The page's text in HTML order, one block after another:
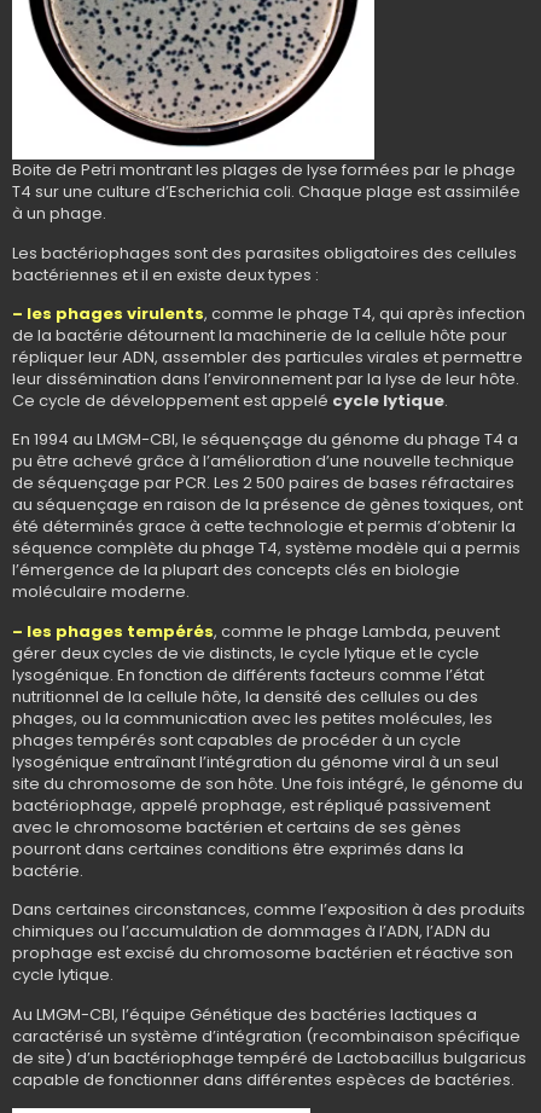
Boite de Petri montrant les plages de lyse formées par le phage
T4 sur une culture d’Escherichia coli. Chaque plage est assimilée
à un phage.
Les bactériophages sont des parasites obligatoires des cellules
bactériennes et il en existe deux types :
– les phages virulents, comme le phage T4, qui après infection
de la bactérie détournent la machinerie de la cellule hôte pour
répliquer leur ADN, assembler des particules virales et permettre
leur dissémination dans l’environnement par la lyse de leur hôte.
Ce cycle de développement est appelé cycle lytique.
En 1994 au LMGM-CBI, le séquençage du génome du phage T4 a
pu être achevé grâce à l’amélioration d’une nouvelle technique
de séquençage par PCR. Les 2 500 paires de bases réfractaires
au séquençage en raison de la présence de gènes toxiques, ont
été déterminés grace à cette technologie et permis d’obtenir la
séquence complète du phage T4, système modèle qui a permis
l’émergence de la plupart des concepts clés en biologie
moléculaire moderne.
– les phages tempérés, comme le phage Lambda, peuvent
gérer deux cycles de vie distincts, le cycle lytique et le cycle
lysogénique. En fonction de différents facteurs comme l’état
nutritionnel de la cellule hôte, la densité des cellules ou des
phages, ou la communication avec les petites molécules, les
phages tempérés sont capables de procéder à un cycle
lysogénique entraînant l’intégration du génome viral à un seul
site du chromosome de son hôte. Une fois intégré, le génome du
bactériophage, appelé prophage, est répliqué passivement
avec le chromosome bactérien et certains de ses gènes
pourront dans certaines conditions être exprimés dans la
bactérie.
Dans certaines circonstances, comme l’exposition à des produits
chimiques ou l’accumulation de dommages à l’ADN, l’ADN du
prophage est excisé du chromosome bactérien et réactive son
cycle lytique.
Au LMGM-CBI, l’équipe Génétique des bactéries lactiques a
caractérisé un système d’intégration (recombinaison spécifique
de site) d’un bactériophage tempéré de Lactobacillus bulgaricus
capable de fonctionner dans différentes espèces de bactéries.